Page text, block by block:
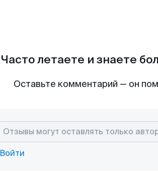
Часто летаете и знаете
Оставьте комментарий — он
Войти